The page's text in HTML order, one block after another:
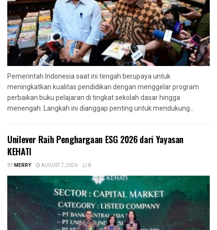
Pemerintah Indonesia saat ini tengah berupaya untuk
meningkatkan kualitas pendidikan dengan menggelar program
perbaikan buku pelajaran di tingkat sekolah dasar hingga
menengah. Langkah ini dianggap penting untuk mendukung...
Unilever Raih Penghargaan ESG 2026 dari Yayasan
KEHATI
BYMERRY AUGUST 7, 2026 0